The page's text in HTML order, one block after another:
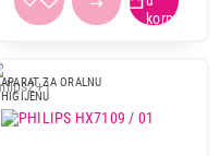
APARAT ZA ORALNU
HIGIJENU